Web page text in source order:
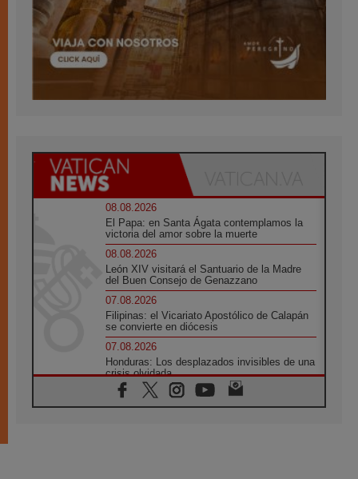
08.08.2026
El Papa: en Santa Ágata contemplamos la
victoria del amor sobre la muerte
08.08.2026
León XIV visitará el Santuario de la Madre
del Buen Consejo de Genazzano
07.08.2026
Filipinas: el Vicariato Apostólico de Calapán
se convierte en diócesis
07.08.2026
Honduras: Los desplazados invisibles de una
crisis olvidada
07.08.2026
Bokalic: "En Argentina el Papa León señalará